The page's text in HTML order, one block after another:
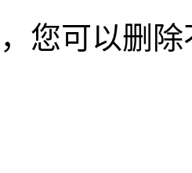
您可以删